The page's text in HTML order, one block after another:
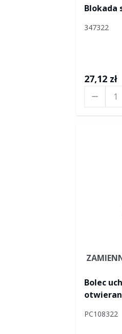
Blokada
347322
27,12 zł
Bolec
PC108322